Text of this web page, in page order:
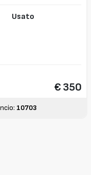
Usato
€ 350
10703